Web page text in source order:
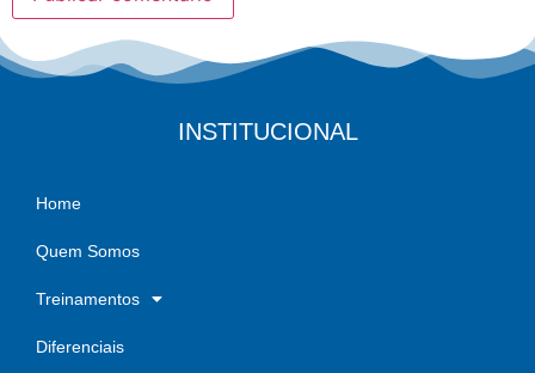
INSTITUCIONAL
Home
Quem Somos
Treinamentos
Diferenciais